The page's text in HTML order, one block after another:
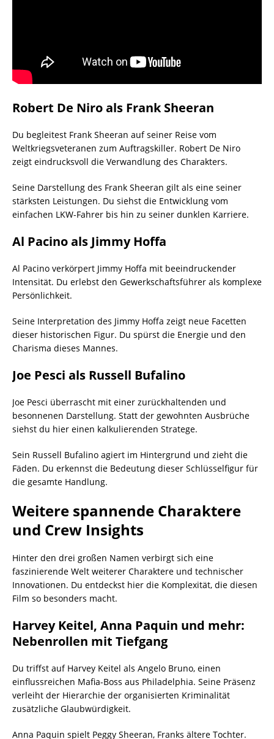
Robert De Niro als Frank Sheeran
Du begleitest Frank Sheeran auf seiner Reise vom
Weltkriegsveteranen zum Auftragskiller. Robert De Niro
zeigt eindrucksvoll die Verwandlung des Charakters.
Seine Darstellung des Frank Sheeran gilt als eine seiner
stärksten Leistungen. Du siehst die Entwicklung vom
einfachen LKW-Fahrer bis hin zu seiner dunklen Karriere.
Al Pacino als Jimmy Hoffa
Al Pacino verkörpert Jimmy Hoffa mit beeindruckender
Intensität. Du erlebst den Gewerkschaftsführer als komplexe
Persönlichkeit.
Seine Interpretation des Jimmy Hoffa zeigt neue Facetten
dieser historischen Figur. Du spürst die Energie und den
Charisma dieses Mannes.
Joe Pesci als Russell Bufalino
Joe Pesci überrascht mit einer zurückhaltenden und
besonnenen Darstellung. Statt der gewohnten Ausbrüche
siehst du hier einen kalkulierenden Stratege.
Sein Russell Bufalino agiert im Hintergrund und zieht die
Fäden. Du erkennst die Bedeutung dieser Schlüsselfigur für
die gesamte Handlung.
Weitere spannende Charaktere
und Crew Insights
Hinter den drei großen Namen verbirgt sich eine
faszinierende Welt weiterer Charaktere und technischer
Innovationen. Du entdeckst hier die Komplexität, die diesen
Film so besonders macht.
Harvey Keitel, Anna Paquin und mehr:
Nebenrollen mit Tiefgang
Du triffst auf Harvey Keitel als Angelo Bruno, einen
einflussreichen Mafia-Boss aus Philadelphia. Seine Präsenz
verleiht der Hierarchie der organisierten Kriminalität
zusätzliche Glaubwürdigkeit.
Anna Paquin spielt Peggy Sheeran, Franks ältere Tochter.